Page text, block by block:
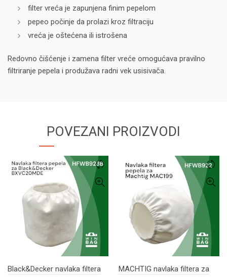
filter vreća je zapunjena finim pepelom
pepeo počinje da prolazi kroz filtraciju
vreća je oštećena ili istrošena
Redovno čišćenje i zamena filter vreće omogućava pravilno
filtriranje pepela i produžava radni vek usisivača.
POVEZANI PROIZVODI
Black&Decker navlaka filtera
MACHTIG navlaka filtera za